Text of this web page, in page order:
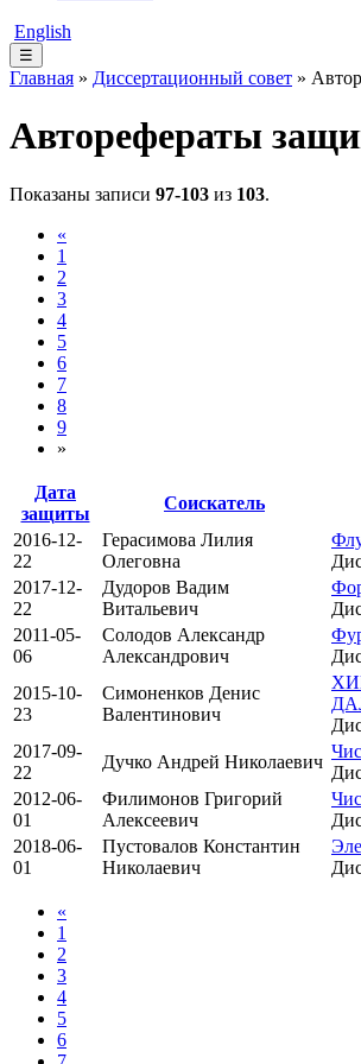
English
☰
Главная » Диссертационный совет »
Авторефераты
Показаны записи 97-103 из 103.
«
1
2
3
4
5
6
7
8
9
»
Дата
защиты
Соискатель
2016-12-
22
Герасимова Лилия
Олеговна
2017-12-
22
Дудоров Вадим
Витальевич
2011-05-
06
Солодов Александр
Александрович
2015-10-
23
Симоненков Денис
Валентинович
2017-09-
22
Дучко Андрей Николаевич
2012-06-
01
Филимонов Григорий
Алексеевич
2018-06-
01
Пустовалов Константин
Николаевич
«
1
2
3
4
5
6